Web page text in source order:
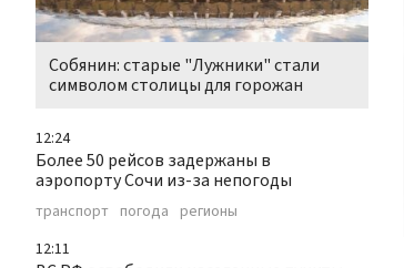
Собянин: старые "Лужники" стали
символом столицы для горожан
12:24
Более 50 рейсов задержаны в
аэропорту Сочи из-за непогоды
транспорт погода регионы
12:11